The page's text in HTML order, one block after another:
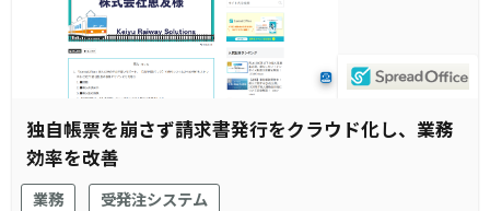
独自帳票を崩さず請求書発行をクラウド化し、業務
効率を改善
業務
受発注システム